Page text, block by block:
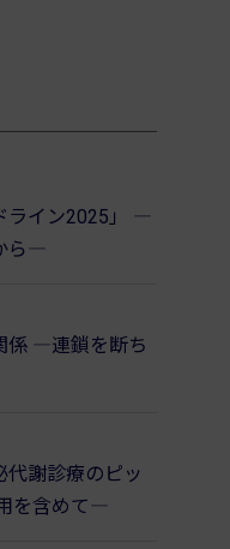
ライン2025」 ―
ら―
係 ―連鎖を断ち
代謝診療のピッ
を含めて―